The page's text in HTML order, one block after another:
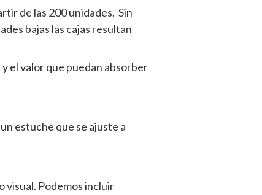
de las 200 unidades. Sin
bajas las cajas resultan
el valor que puedan absorber
estuche que se ajuste a
visual. Podemos incluir